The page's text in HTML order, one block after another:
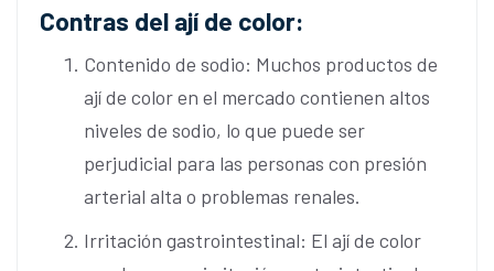
Contras del ají de color:
Contenido de sodio: Muchos productos de
ají de color en el mercado contienen altos
niveles de sodio, lo que puede ser
perjudicial para las personas con presión
arterial alta o problemas renales.
Irritación gastrointestinal: El ají de color